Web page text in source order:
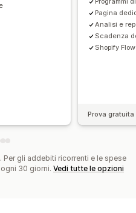
Pagina
Analisi e
Scadenza
Shopify
Prova
Per gli addebiti ricorrenti e le spese
30 giorni. Vedi tutte le opzioni